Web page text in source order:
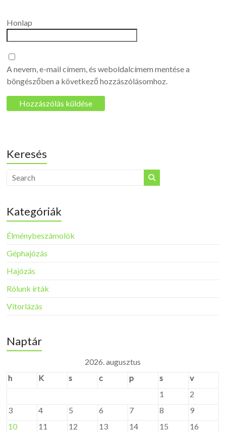
Honlap
A nevem, e-mail címem, és weboldalcímem mentése a
böngészőben a következő hozzászólásomhoz.
Keresés
Kategóriák
Élménybeszámolók
Géphajózás
Hajózás
Rólunk írták
Vitorlázás
Naptár
2026. augusztus
h
K s c p s
v
1
2
3
4 5 6 7 8
9
10
11 12 13 14 15
16